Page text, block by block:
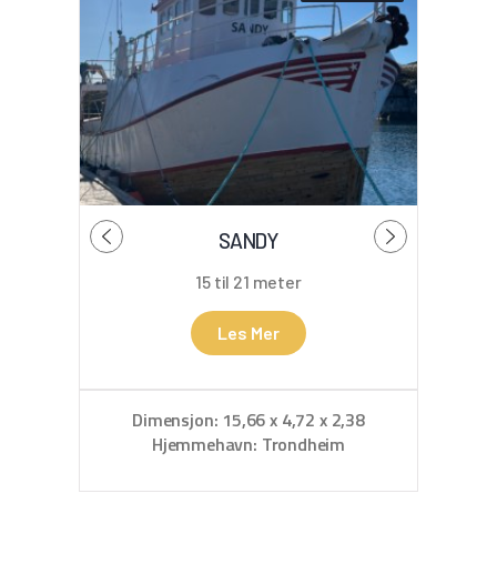
SANDY
15 til 21 meter
Les Mer
Dimensjon: 15,66 x 4,72 x 2,38
Hjemmehavn: Trondheim